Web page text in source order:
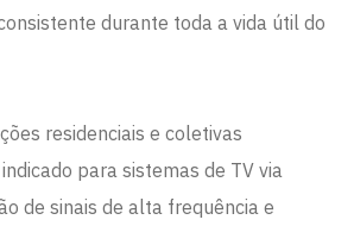
durante toda a vida útil do
residenciais e coletivas
para sistemas de TV via
de sinais de alta frequência e